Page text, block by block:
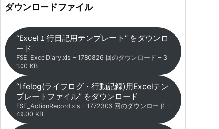
ダウンロードファイル
“Excel１行日記用テンプレート” をダウンロ
ード
FSE_ExcelDiary.xls – 1780826 回のダウンロード – 3
1.00 KB
“lifelog(ライフログ・行動記録)用Excelテン
プレートファイル” をダウンロード
FSE_ActionRecord.xls – 1772306 回のダウンロード –
49.00 KB